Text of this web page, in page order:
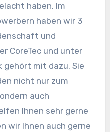
haben. Im
haben wir 3
und
CoreTec und unter
gehört mit dazu. Sie
nicht nur zum
auch
Ihnen sehr gerne
wir Ihnen auch gerne